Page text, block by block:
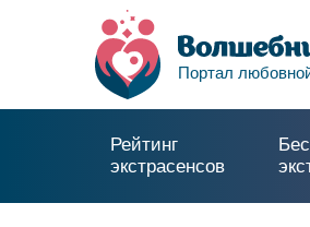
Портал
Рейтинг
экстрасенсов